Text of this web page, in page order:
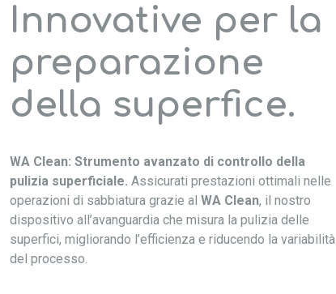
Innovative per la
preparazione
della superfice.
WA Clean: Strumento avanzato di controllo della
pulizia superficiale. Assicurati prestazioni ottimali nelle
operazioni di sabbiatura grazie al WA Clean, il nostro
dispositivo all’avanguardia che misura la pulizia delle
superfici, migliorando l’efficienza e riducendo la variabilità
del processo.